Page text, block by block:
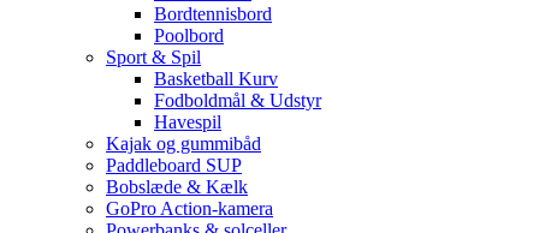
Bordtennisbord
Poolbord
Sport & Spil
Basketball Kurv
Fodboldmål & Udstyr
Havespil
Kajak og gummibåd
Paddleboard SUP
Bobslæde & Kælk
GoPro Action-kamera